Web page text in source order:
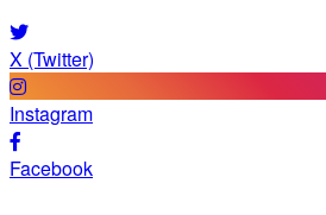
X (Twitter)
Instagram
Facebook